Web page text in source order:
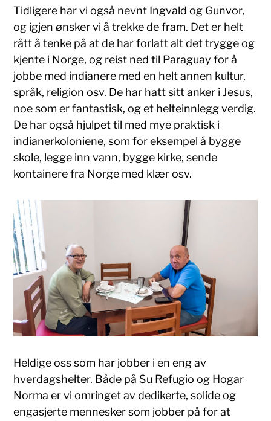
Tidligere har vi også nevnt Ingvald og Gunvor,
og igjen ønsker vi å trekke de fram. Det er helt
rått å tenke på at de har forlatt alt det trygge og
kjente i Norge, og reist ned til Paraguay for å
jobbe med indianere med en helt annen kultur,
språk, religion osv. De har hatt sitt anker i Jesus,
noe som er fantastisk, og et helteinnlegg verdig.
De har også hjulpet til med mye praktisk i
indianerkoloniene, som for eksempel å bygge
skole, legge inn vann, bygge kirke, sende
kontainere fra Norge med klær osv.
Heldige oss som har jobber i en eng av
hverdagshelter. Både på Su Refugio og Hogar
Norma er vi omringet av dedikerte, solide og
engasjerte mennesker som jobber på for at